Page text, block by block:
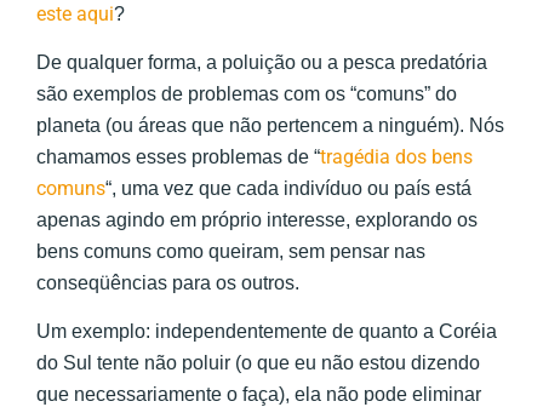
este aqui?
De qualquer forma, a poluição ou a pesca predatória
são exemplos de problemas com os “comuns” do
planeta (ou áreas que não pertencem a ninguém). Nós
chamamos esses problemas de “tragédia dos bens
comuns“, uma vez que cada indivíduo ou país está
apenas agindo em próprio interesse, explorando os
bens comuns como queiram, sem pensar nas
conseqüências para os outros.
Um exemplo: independentemente de quanto a Coréia
do Sul tente não poluir (o que eu não estou dizendo
que necessariamente o faça), ela não pode eliminar